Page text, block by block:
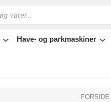
Have- og parkmaskiner
FORSIDE